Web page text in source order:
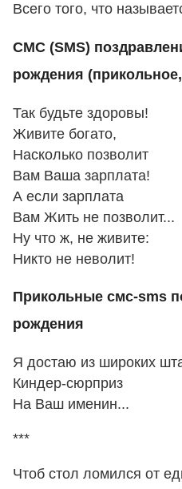
Всего того, что
СМС (SMS)
рождения
Так будьте здоровы!
Живите богато,
Насколько позволит
Вам Ваша зарплата!
А если зарплата
Вам Жить не позволит...
Ну что ж, не живите:
Никто не неволит!
Прикольные смс-sms
рождения
Я достаю из широких
Киндер-сюрприз
На Ваш именин...
***
Чтоб стол ломился от